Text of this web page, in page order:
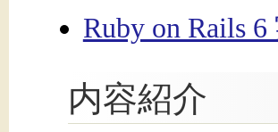
Ruby on Rails
内容紹介